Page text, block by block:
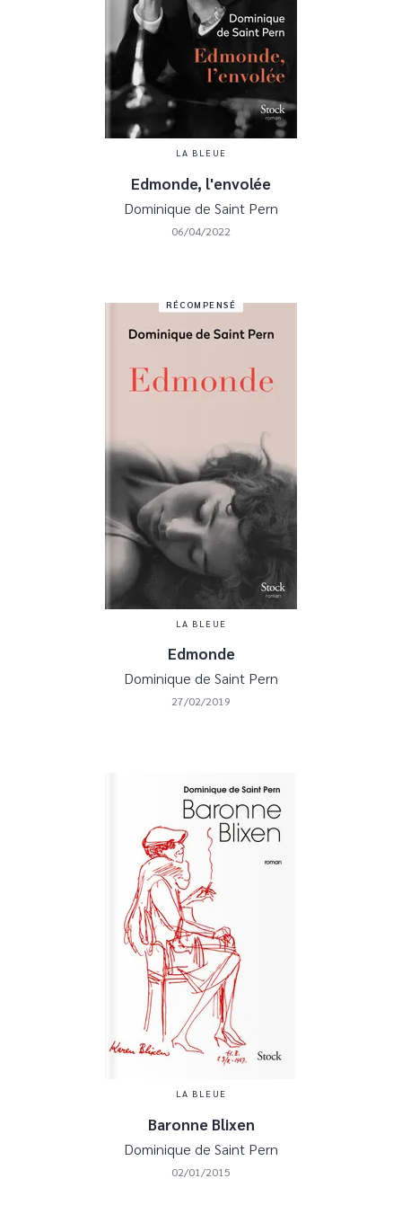
LA BLEUE
Edmonde, l'envolée
Dominique de Saint Pern
06/04/2022
RÉCOMPENSÉ
LA BLEUE
Edmonde
Dominique de Saint Pern
27/02/2019
LA BLEUE
Baronne Blixen
Dominique de Saint Pern
02/01/2015